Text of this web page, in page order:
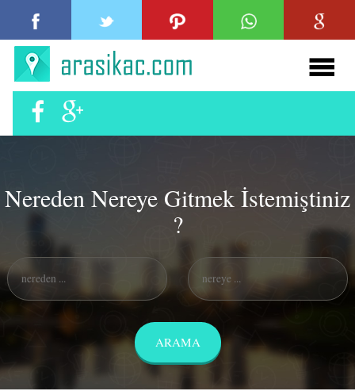
Nereden Nereye Gitmek İstemiştiniz
?